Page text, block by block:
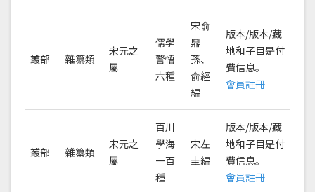
叢部 雜纂類
宋元之
屬
儒學
警悟
六種
宋俞
鼎
孫、
俞經
編
版本/版本/藏
地和子目是付
費信息。
會員註冊
叢部 雜纂類
宋元之
屬
百川
學海
一百
種
宋左
圭編
版本/版本/藏
地和子目是付
費信息。
會員註冊